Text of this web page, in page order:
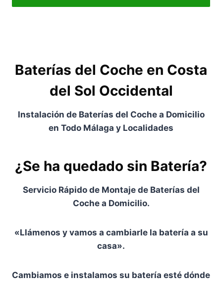
Baterías del Coche en Costa
del Sol Occidental
Instalación de Baterías del Coche a Domicilio
en Todo Málaga y Localidades
¿Se ha quedado sin Batería?
Servicio Rápido de Montaje de Baterías del
Coche a Domicilio.
«Llámenos y vamos a cambiarle la batería a su
casa».
Cambiamos e instalamos su batería esté dónde